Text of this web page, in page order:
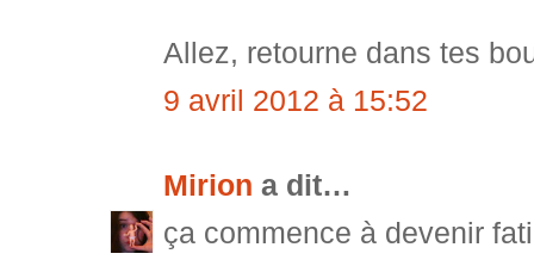
Allez, retourne dans tes
9 avril 2012 à 15:52
Mirion a dit…
ça commence à devenir